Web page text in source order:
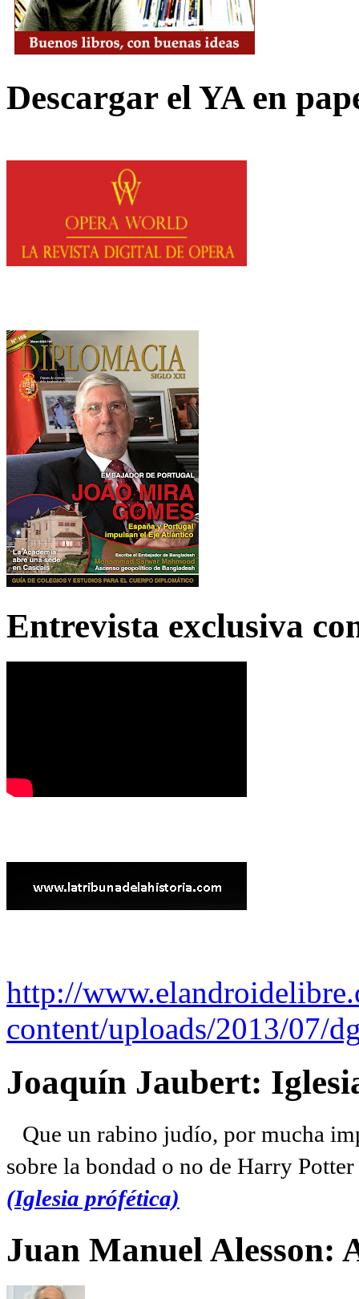
Descargar el YA en
Entrevista exclusiva
http://
content/uploads/2013/07/
Joaquín Jaubert:
Que un rabino judío, por mucha
sobre la bondad o no de Harry
(Iglesia prófética)
Juan Manuel Alesson: